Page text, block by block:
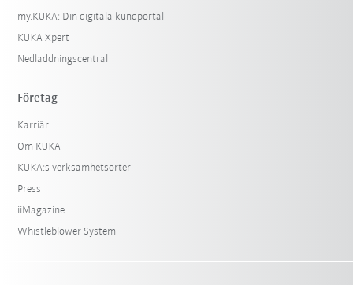
my.KUKA: Din digitala kundportal
KUKA Xpert
Nedladdningscentral
Företag
Karriär
Om KUKA
KUKA:s verksamhetsorter
Press
iiMagazine
Whistleblower System